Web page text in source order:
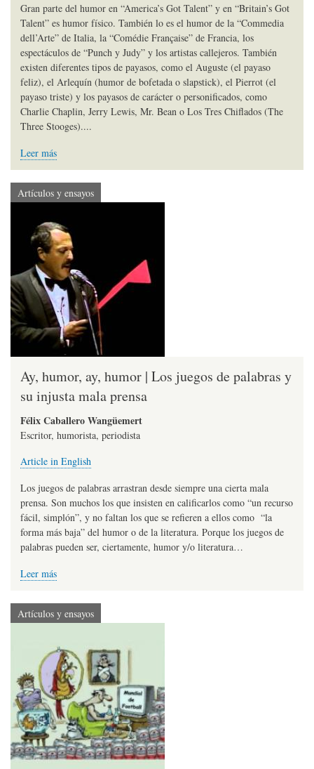
Gran parte del humor en “America’s Got Talent” y en “Britain’s Got
Talent” es humor físico. También lo es el humor de la “Commedia
dell’Arte” de Italia, la “Comédie Française” de Francia, los
espectáculos de “Punch y Judy” y los artistas callejeros. También
existen diferentes tipos de payasos, como el Auguste (el payaso
feliz), el Arlequín (humor de bofetada o slapstick), el Pierrot (el
payaso triste) y los payasos de carácter o personificados, como
Charlie Chaplin, Jerry Lewis, Mr. Bean o Los Tres Chiflados (The
Three Stooges)....
Leer más
Artículos y ensayos
Ay, humor, ay, humor | Los juegos de palabras y
su injusta mala prensa
Félix Caballero Wangüemert
Escritor, humorista, periodista
Article in English
Los juegos de palabras arrastran desde siempre una cierta mala
prensa. Son muchos los que insisten en calificarlos como “un recurso
fácil, simplón”, y no faltan los que se refieren a ellos como “la
forma más baja” del humor o de la literatura. Porque los juegos de
palabras pueden ser, ciertamente, humor y/o literatura…
Leer más
Artículos y ensayos